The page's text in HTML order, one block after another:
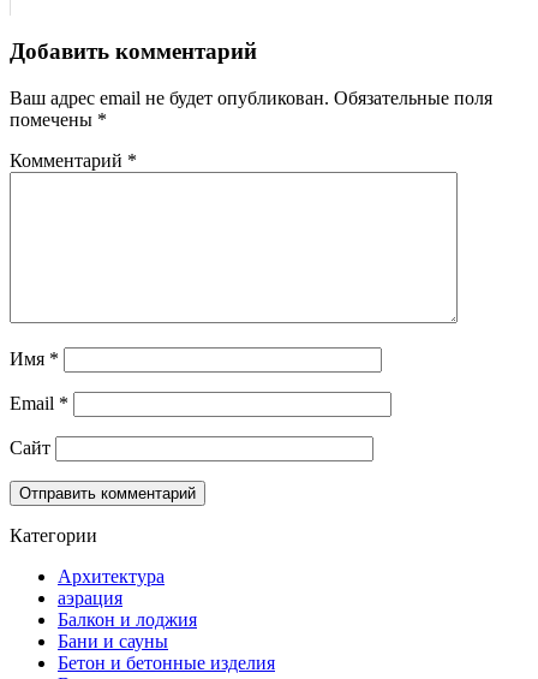
Добавить комментарий
Ваш адрес email не будет опубликован. Обязательные поля
помечены *
Комментарий *
Имя *
Email *
Сайт
Категории
Архитектура
аэрация
Балкон и лоджия
Бани и сауны
Бетон и бетонные изделия